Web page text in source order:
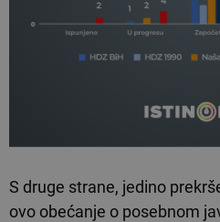
S druge strane, jedino
ovo obećanje o posebnom